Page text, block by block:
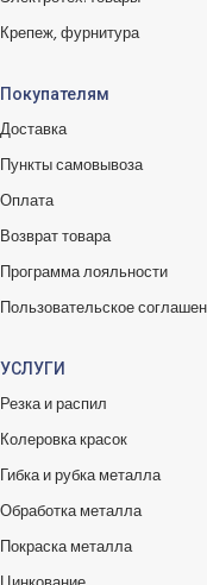
Крепеж, фурнитура
Покупателям
Доставка
Пункты самовывоза
Оплата
Возврат товара
Программа лояльности
Пользовательское
УСЛУГИ
Резка и распил
Колеровка красок
Гибка и рубка металла
Обработка металла
Покраска металла